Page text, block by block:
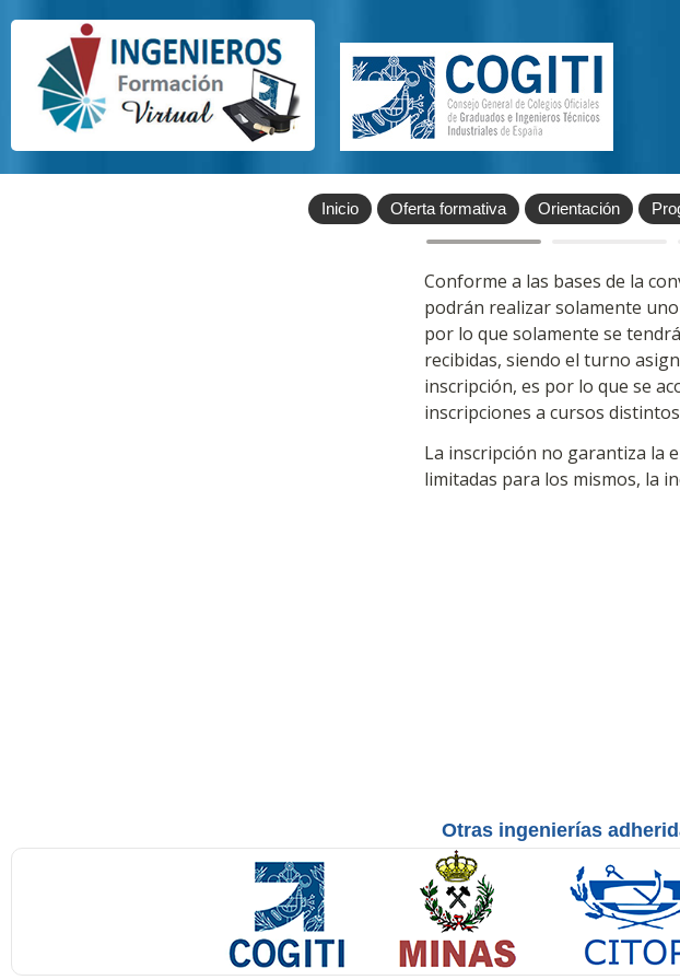
Inicio Oferta formativa Orientación
Otras ingenierías